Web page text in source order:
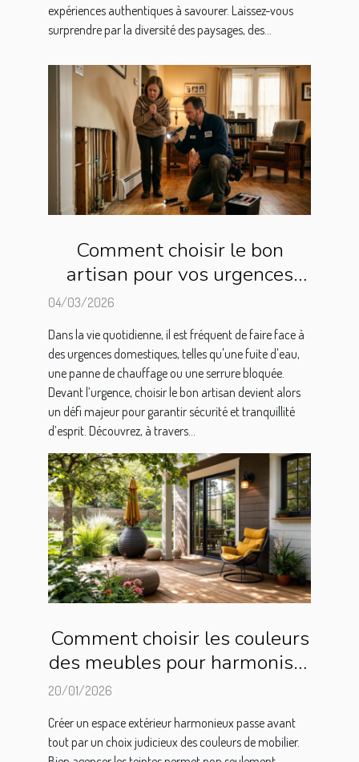
expériences authentiques à savourer. Laissez-vous
surprendre par la diversité des paysages, des...
Comment choisir le bon
artisan pour vos urgences
04/03/2026
Dans la vie quotidienne, il est fréquent de faire face à
des urgences domestiques, telles qu'une fuite d'eau,
une panne de chauffage ou une serrure bloquée.
Devant l’urgence, choisir le bon artisan devient alors
un défi majeur pour garantir sécurité et tranquillité
d’esprit. Découvrez, à travers...
Comment choisir les couleurs
des meubles pour harmoniser
votre espace extérieur ?
20/01/2026
Créer un espace extérieur harmonieux passe avant
tout par un choix judicieux des couleurs de mobilier.